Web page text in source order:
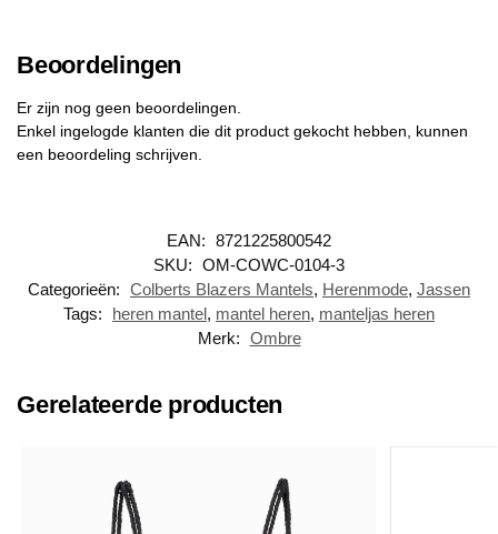
Beoordelingen
Er zijn nog geen beoordelingen.
Enkel ingelogde klanten die dit product gekocht hebben, kunnen
een beoordeling schrijven.
EAN: 8721225800542
SKU: OM-COWC-0104-3
Categorieën: Colberts Blazers Mantels, Herenmode, Jassen
Tags:
heren mantel, mantel heren, manteljas heren
Merk: Ombre
Gerelateerde producten